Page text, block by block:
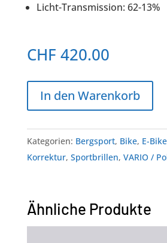
Licht-Transmission: 62-13%
CHF 420.00
In den Warenkorb
Kategorien: Bergsport, Bike, E-Bike
Korrektur, Sportbrillen, VARIO /
Ähnliche Produkte